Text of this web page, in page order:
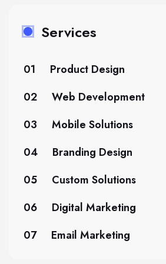
Services
01
Product Design
02
Web Development
03
Mobile Solutions
04
Branding Design
05
Custom Solutions
06
Digital Marketing
07
Email Marketing